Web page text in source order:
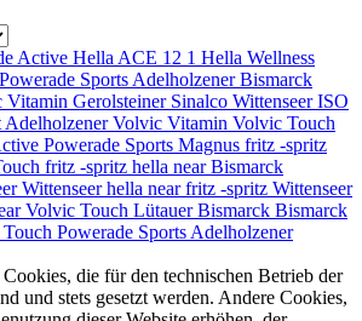
Active Hella ACE 12 1 Hella Wellness
Powerade Sports AdelholzenerBismarck
Vitamin Gerolsteiner Sinalco Wittenseer ISO
AdelholzenerVolvic Vitamin Volvic Touch
Powerade Sports Magnus fritz -spritz
fritz -spritz hella nearBismarck
Wittenseerhella nearfritz -spritz Wittenseer
Volvic Touch LütauerBismarck Bismarck
Powerade Sports Adelholzener
die für den technischen Betrieb der
und stets gesetzt werden. Andere Cookies,